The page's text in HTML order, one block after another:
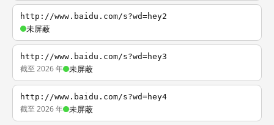
http://www.baidu.com/s?wd=hey2
未屏蔽
http://www.baidu.com/s?wd=hey3
截至 2026 年 未屏蔽
http://www.baidu.com/s?wd=hey4
截至 2026 年 未屏蔽